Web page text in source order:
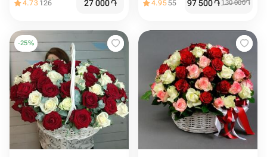
4.73 126 27 000֏ 4.9555 97 500֏ 130 000֏
-25%